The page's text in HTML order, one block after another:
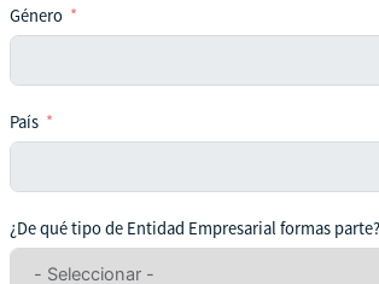
Género
País
¿De qué tipo de Entidad Empresarial formas parte?